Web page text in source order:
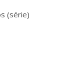
(série)